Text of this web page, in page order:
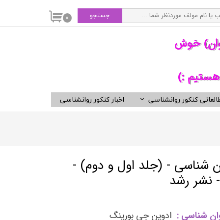
انتشارات ارسباران
انتشارات دوران
انتشارات روان
کنکور روانشناسی
اخبار کنکور روانشناسی
۰ جستجو
خوش
هستیم :)
شناسی - (جلد اول و دوم) -
نشر رشد
شناسی : ادوین جی بورینگ